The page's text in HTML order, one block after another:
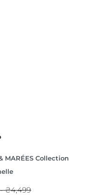
MARÉES Collection
₴4,499